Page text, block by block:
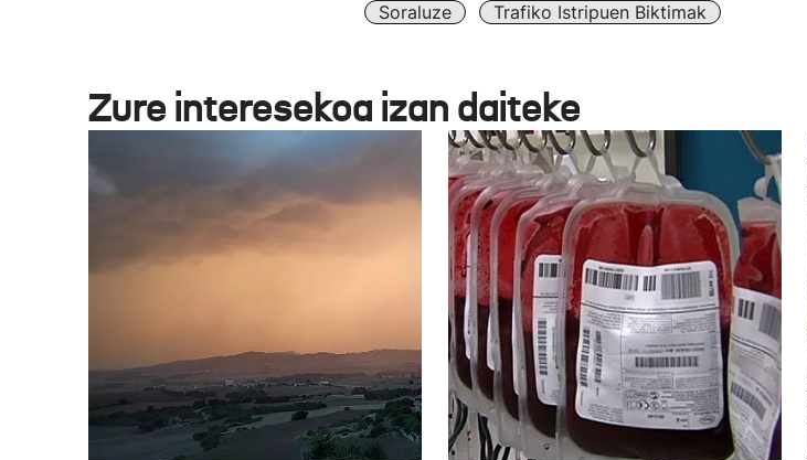
Soraluze
Trafiko Istripuen Biktimak
Zure interesekoa izan daiteke